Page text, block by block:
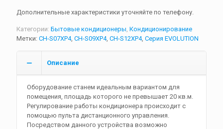
Дополнительные характеристики уточняйте по телефону.
Категории: Бытовые кондиционеры, Кондиционирование
Метки: CH-S07XP4, CH-S09XP4, CH-S12XP4, Серия EVOLUTION
Описание
Оборудование станем идеальным вариантом для
помещения, площадь которого не превышает 20 кв.м.
Регулирование работы кондиционера происходит с
помощью пульта дистанционного управления.
Посредством данного устройства возможно